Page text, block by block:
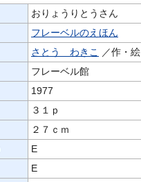
おりょうりとうさん
フレーベルのえほん
さとう わきこ
／作・絵
フレーベル館
1977
３１ｐ
２７ｃｍ
E
E